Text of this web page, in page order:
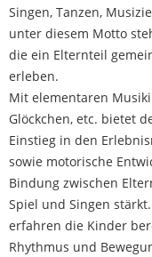
Singen, Tanzen,
unter diesem Motto
die ein Elternteil
erleben.
Mit elementaren
Glöckchen, etc. bietet
Einstieg in den
sowie motorische
Bindung zwischen
Spiel und Singen
erfahren die Kinder
Rhythmus und